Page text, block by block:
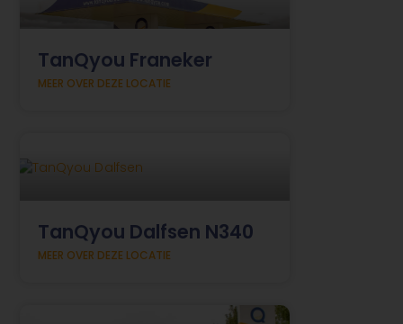
TanQyou Franeker
MEER OVER DEZE LOCATIE
TanQyou Dalfsen N340
MEER OVER DEZE LOCATIE